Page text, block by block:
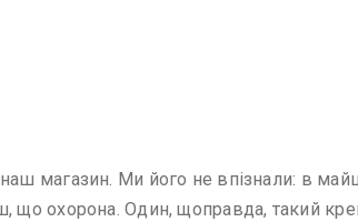
магазин. Ми його не впізнали: в
що охорона. Один, щоправда, такий